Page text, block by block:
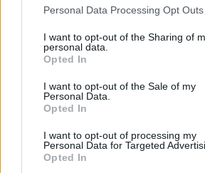
Please note that this website/app uses
not limited to your visit or usage
grant or deny consent to Google and its
use your data for below specified
consent section.
Personal Data Processing Opt Outs
I want to opt-out of the Sharing of
personal data.
Opted In
I want to opt-out of the Sale of my
Personal Data.
Opted In
I want to opt-out of processing my
Personal Data for Targeted
Opted In
δυνατότητες χρηματοδότησης
πλέον η Euronext Athens. Η
Κεφαλαιαγοράς, θα συνεχίσει να
πλήρως εναρμονισμένου με τα
πρότυπα θεσμικού πλαισίου το
ενισχύει την ανάπτυξη της
κεφαλαιαγοράς».